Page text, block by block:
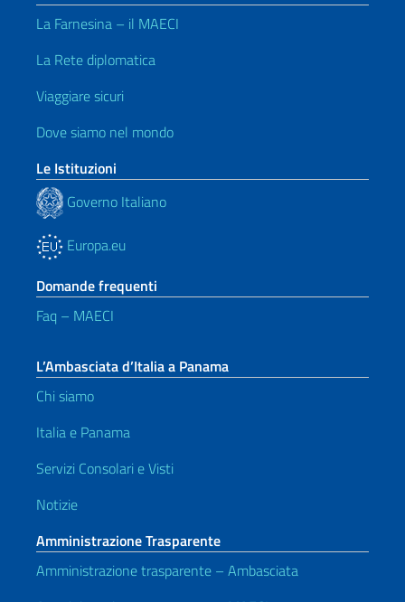
La Farnesina – il MAECI
La Rete diplomatica
Viaggiare sicuri
Dove siamo nel mondo
Le Istituzioni
Governo Italiano
Europa.eu
Domande frequenti
Faq – MAECI
L’Ambasciata d’Italia a Panama
Chi siamo
Italia e Panama
Servizi Consolari e Visti
Notizie
Amministrazione Trasparente
Amministrazione trasparente – Ambasciata